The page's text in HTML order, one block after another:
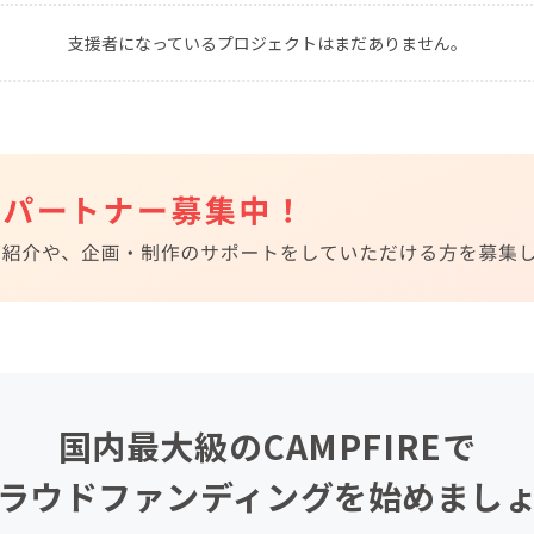
CAMPFIRE for Social Good
CAMPFIRE Creation
CAMPFIREふるさと納税
machi-ya コミュニティ
支援者になっているプロジェクトはまだありません。
国内最大級のCAMPFIREで
ウドファンディングを始めまし